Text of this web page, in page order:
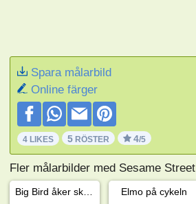
Spara målarbild
Online färger
4 LIKES 5 RÖSTER 4/5
Fler målarbilder med Sesame Street
Elmo på cykeln